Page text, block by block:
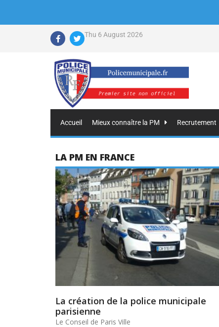
Thu 6 August 2026
Accueil Mieux connaître la PM Recrutement
LA PM EN FRANCE
La création de la police municipale
parisienne
Le Conseil de Paris Ville